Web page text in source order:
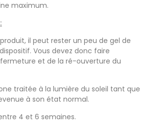
maximum.
il peut rester un peu de gel de
Vous devez donc faire
et de la ré-ouverture du
traitée à la lumière du soleil tant que
à son état normal.
4 et 6 semaines.